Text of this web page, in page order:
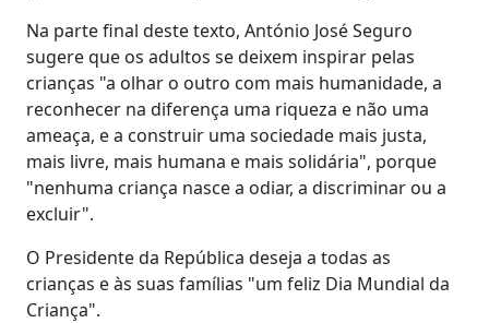
Na parte final deste texto, António José Seguro
sugere que os adultos se deixem inspirar pelas
crianças "a olhar o outro com mais humanidade, a
reconhecer na diferença uma riqueza e não uma
ameaça, e a construir uma sociedade mais justa,
mais livre, mais humana e mais solidária", porque
"nenhuma criança nasce a odiar, a discriminar ou a
excluir".
O Presidente da República deseja a todas as
crianças e às suas famílias "um feliz Dia Mundial da
Criança".